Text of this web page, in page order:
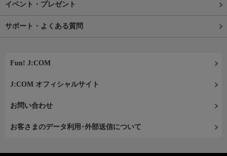
イベント・プレゼント
サポート・よくある質問
Fun! J:COM
J:COM オフィシャルサイト
お問い合わせ
お客さまのデータ利用･外部送信について